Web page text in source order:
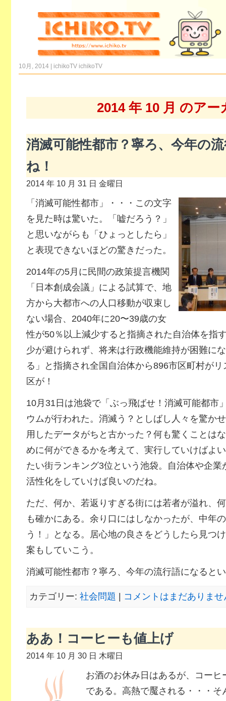
10月, 2014 | ichikoTV ichikoTV
2014 年 10 月 のアー
消滅可能性都市？寧ろ、今年の
ね！
2014 年 10 月 31 日 金曜日
「消滅可能性都市」・・・この文字
を見た時は驚いた。「嘘だろう？」
と思いながらも「ひょっとしたら」
と表現できないほどの驚きだった。
2014年の5月に民間の政策提言機関
「日本創成会議」による試算で、地
方から大都市への人口移動が収束し
ない場合、2040年に20〜39歳の女
性が50％以上減少すると指摘された自治体を指
少が避けられず、将来は行政機能維持が困難に
る」と指摘され全国自治体から896市区町村が
区が！
10月31日は池袋で「ぶっ飛ばせ！消滅可能都市
ウムが行われた。消滅う？としばし人々を驚か
用したデータがちと古かった？何も驚くことは
めに何ができるかを考えて、実行していけばよ
たい街ランキング3位という池袋。自治体や企
活性化をしていけば良いのだね。
ただ、何か、若返りすぎる街には若者が溢れ、
も確かにある。余り口にはしなかったが、中年
う！」となる。居心地の良さをどうしたら見つ
案もしていこう。
消滅可能性都市？寧ろ、今年の流行語になると
カテゴリー: 社会問題 コメントはまだありませ
ああ！コーヒーも値上げ
2014 年 10 月 30 日 木曜日
お酒のお休み日はあるが、コー
である。高熱で魘される・・・